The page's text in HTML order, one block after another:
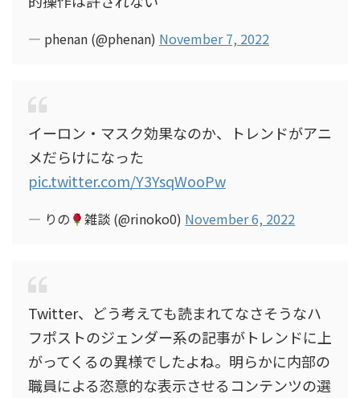
— phenan (@phenan) November 7, 2022
イーロン・マスク効果なのか、トレンドがアニ
メだらけになった
pic.twitter.com/Y3YsqWooPw
— りの 雑談 (@rinoko0) November 6, 2022
Twitter、どう考えても読まれてなさそうなハ
フポストのジェンダー系の記事がトレンドに上
がってくるの異様でしたよね。明らかに内部の
職員による恣意的な表示させるコンテンツの選